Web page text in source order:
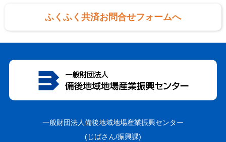
ふくふく共済お問合せフォームへ
一般財団法人備後地域地場産業振興センター
(じばさん/振興課)